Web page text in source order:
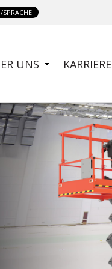
UNS KARRIERE